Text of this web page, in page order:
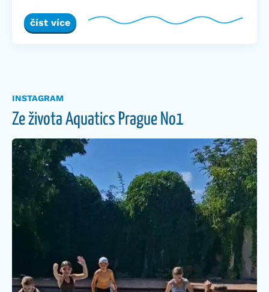
číst více
INSTAGRAM
Ze života Aquatics Prague No1